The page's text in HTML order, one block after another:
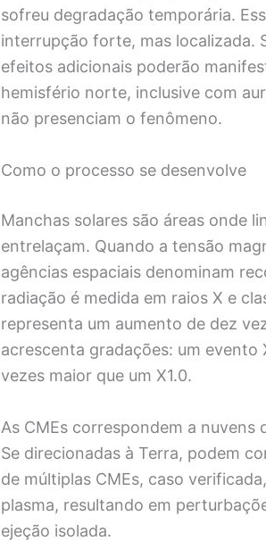
sofreu degradação temporária.
interrupção forte, mas localizada.
efeitos adicionais poderão
hemisfério norte, inclusive com
não presenciam o fenômeno.
Como o processo se desenvolve
Manchas solares são áreas onde
entrelaçam. Quando a tensão
agências espaciais denominam
radiação é medida em raios X e
representa um aumento de dez
acrescenta gradações: um
vezes maior que um X1.0.
As CMEs correspondem a nuvens
Se direcionadas à Terra, podem
de múltiplas CMEs, caso
plasma, resultando em
ejeção isolada.